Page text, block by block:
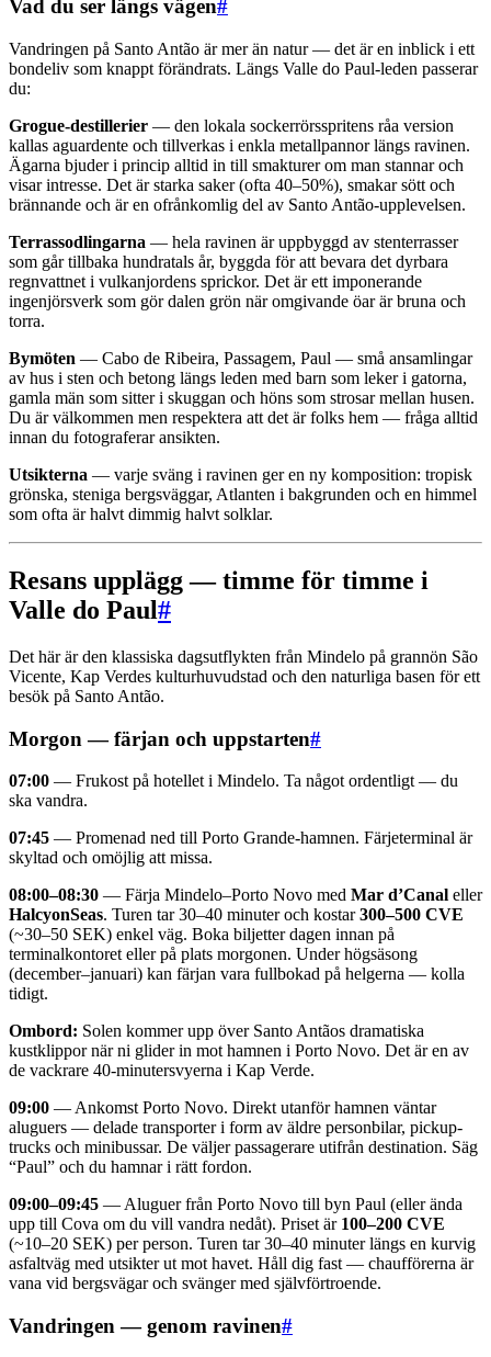
Vad du ser längs vägen#
Vandringen på Santo Antão är mer än natur — det är en inblick i ett
bondeliv som knappt förändrats. Längs Valle do Paul-leden passerar
du:
Grogue-destillerier — den lokala sockerrörsspritens råa version
kallas aguardente och tillverkas i enkla metallpannor längs ravinen.
Ägarna bjuder i princip alltid in till smakturer om man stannar och
visar intresse. Det är starka saker (ofta 40–50%), smakar sött och
brännande och är en ofrånkomlig del av Santo Antão-upplevelsen.
Terrassodlingarna — hela ravinen är uppbyggd av stenterrasser
som går tillbaka hundratals år, byggda för att bevara det dyrbara
regnvattnet i vulkanjordens sprickor. Det är ett imponerande
ingenjörsverk som gör dalen grön när omgivande öar är bruna och
torra.
Bymöten — Cabo de Ribeira, Passagem, Paul — små ansamlingar
av hus i sten och betong längs leden med barn som leker i gatorna,
gamla män som sitter i skuggan och höns som strosar mellan husen.
Du är välkommen men respektera att det är folks hem — fråga alltid
innan du fotograferar ansikten.
Utsikterna — varje sväng i ravinen ger en ny komposition: tropisk
grönska, steniga bergsväggar, Atlanten i bakgrunden och en himmel
som ofta är halvt dimmig halvt solklar.
Resans upplägg — timme för timme i
Valle do Paul#
Det här är den klassiska dagsutflykten från Mindelo på grannön São
Vicente, Kap Verdes kulturhuvudstad och den naturliga basen för ett
besök på Santo Antão.
Morgon — färjan och uppstarten#
07:00 — Frukost på hotellet i Mindelo. Ta något ordentligt — du
ska vandra.
07:45 — Promenad ned till Porto Grande-hamnen. Färjeterminal är
skyltad och omöjlig att missa.
08:00–08:30 — Färja Mindelo–Porto Novo med Mar d’Canal eller
HalcyonSeas. Turen tar 30–40 minuter och kostar300–500 CVE
(~30–50 SEK) enkel väg. Boka biljetter dagen innan på
terminalkontoret eller på plats morgonen. Under högsäsong
(december–januari) kan färjan vara fullbokad på helgerna — kolla
tidigt.
Ombord: Solen kommer upp över Santo Antãos dramatiska
kustklippor när ni glider in mot hamnen i Porto Novo. Det är en av
de vackrare 40-minutersvyerna i Kap Verde.
09:00 — Ankomst Porto Novo. Direkt utanför hamnen väntar
aluguers — delade transporter i form av äldre personbilar, pickup-
trucks och minibussar. De väljer passagerare utifrån destination. Säg
“Paul” och du hamnar i rätt fordon.
09:00–09:45 — Aluguer från Porto Novo till byn Paul (eller ända
upp till Cova om du vill vandra nedåt). Priset är 100–200 CVE
(~10–20 SEK) per person. Turen tar 30–40 minuter längs en kurvig
asfaltväg med utsikter ut mot havet. Håll dig fast — chaufförerna är
vana vid bergsvägar och svänger med självförtroende.
Vandringen — genom ravinen#